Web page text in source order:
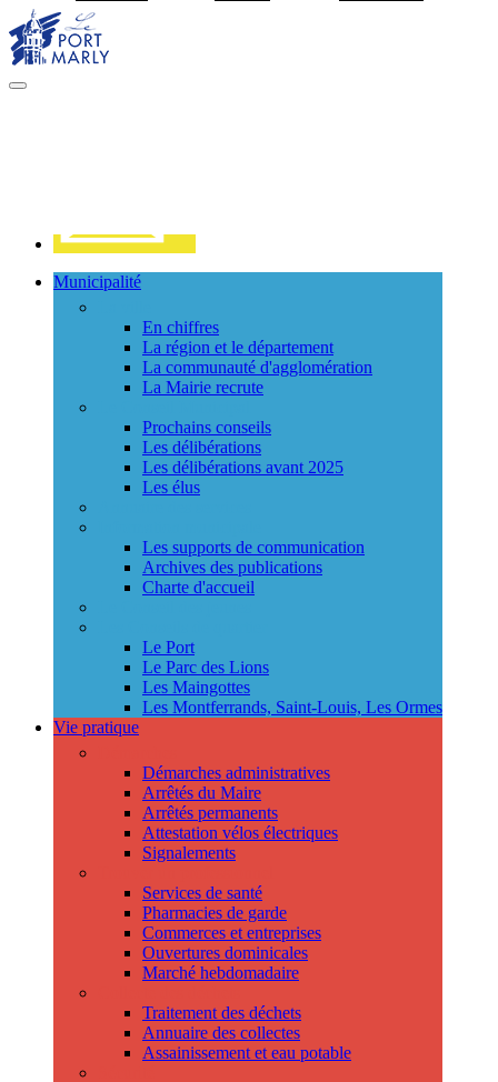
MENU
Municipalité
En chiffres
La région et le département
La communauté d'agglomération
La Mairie recrute
Prochains conseils
Les délibérations
Les délibérations avant 2025
Les élus
Les supports de communication
Archives des publications
Charte d'accueil
Le Port
Le Parc des Lions
Les Maingottes
Les Montferrands, Saint-Louis, Les Ormes
Vie pratique
Démarches administratives
Arrêtés du Maire
Arrêtés permanents
Attestation vélos électriques
Signalements
Services de santé
Pharmacies de garde
Commerces et entreprises
Ouvertures dominicales
Marché hebdomadaire
Traitement des déchets
Annuaire des collectes
Assainissement et eau potable